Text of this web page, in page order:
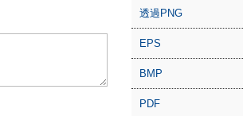
透過PNG
EPS
BMP
PDF